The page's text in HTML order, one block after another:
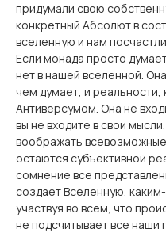
придумали свою
конкретный Абсолют в
вселенную и нам
Если монада просто
нет в нашей вселенной.
чем думает, и реальности,
Антиверсумом. Она не
вы не входите в свои
воображать
остаются субъективной
сомнение все
создает Вселенную,
участвуя во всем, что
не подсчитывает все наши